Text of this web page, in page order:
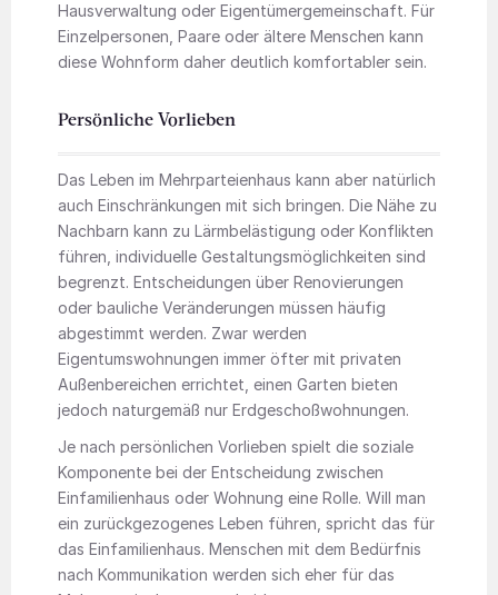
Hausverwaltung oder Eigentümergemeinschaft. Für
Einzelpersonen, Paare oder ältere Menschen kann
diese Wohnform daher deutlich komfortabler sein.
Persönliche Vorlieben
Das Leben im Mehrparteienhaus kann aber natürlich
auch Einschränkungen mit sich bringen. Die Nähe zu
Nachbarn kann zu Lärmbelästigung oder Konflikten
führen, individuelle Gestaltungsmöglichkeiten sind
begrenzt. Entscheidungen über Renovierungen
oder bauliche Veränderungen müssen häufig
abgestimmt werden. Zwar werden
Eigentumswohnungen immer öfter mit privaten
Außenbereichen errichtet, einen Garten bieten
jedoch naturgemäß nur Erdgeschoßwohnungen.
Je nach persönlichen Vorlieben spielt die soziale
Komponente bei der Entscheidung zwischen
Einfamilienhaus oder Wohnung eine Rolle. Will man
ein zurückgezogenes Leben führen, spricht das für
das Einfamilienhaus. Menschen mit dem Bedürfnis
nach Kommunikation werden sich eher für das